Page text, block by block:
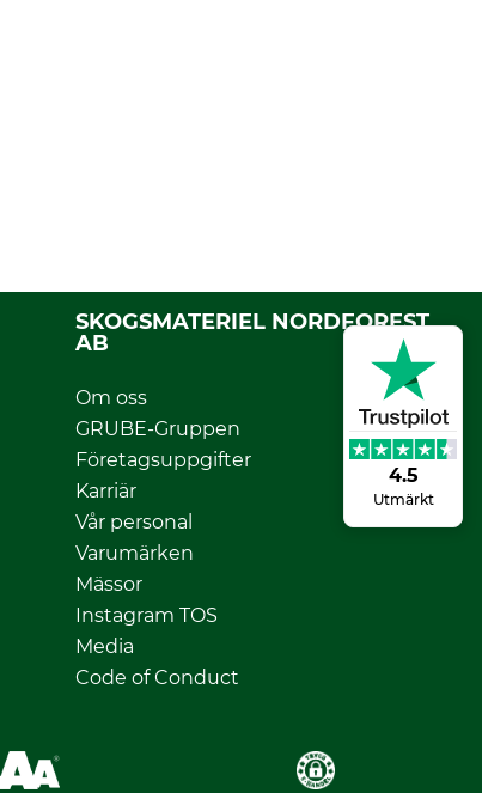
4.5
Utmärkt
SKOGSMATERIEL NORDFOREST
AB
Om oss
GRUBE-Gruppen
Företagsuppgifter
Karriär
Vår personal
Varumärken
Mässor
Instagram TOS
Media
Code of Conduct